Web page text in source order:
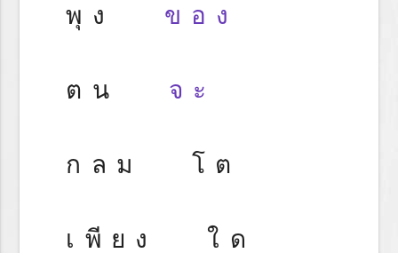
พุง ของ
ตน จะ
กลม โต
เพียง ใด